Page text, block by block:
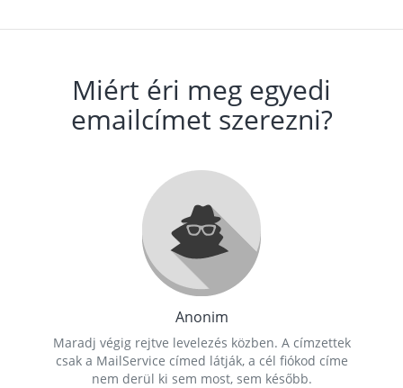
Miért éri meg egyedi
emailcímet szerezni?
Anonim
Maradj végig rejtve levelezés közben. A címzettek
csak a MailService címed látják, a cél fiókod címe
nem derül ki sem most, sem később.